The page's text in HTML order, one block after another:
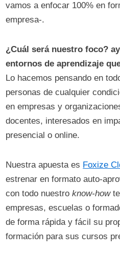
vamos a enfocar 100% en
empresa-.
¿Cuál será nuestro foco?
entornos de aprendizaje
Lo hacemos pensando en
personas de cualquier
en empresas y
docentes, interesados en
presencial o online.
Nuestra apuesta es Foxize
estrenar en formato auto-
con todo nuestroknow-how
empresas, escuelas o
de forma rápida y fácil su
formación para sus cursos